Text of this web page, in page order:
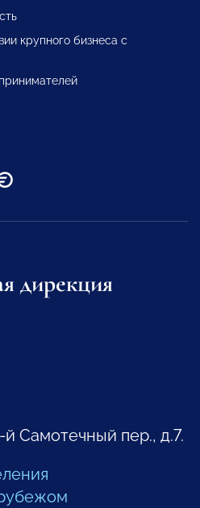
крупного бизнеса с
дирекция
й Самотечный пер., д.7.